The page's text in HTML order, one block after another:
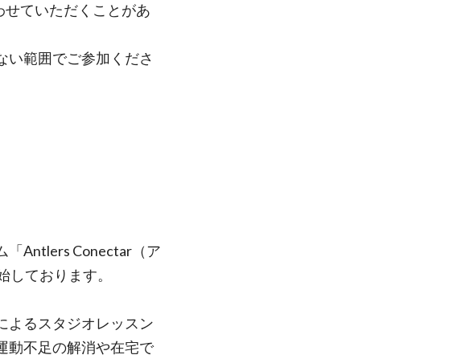
せていただくことがあ
い範囲でご参加くださ
「Antlers Conectar（ア
ております。
よるスタジオレッスン
動不足の解消や在宅で